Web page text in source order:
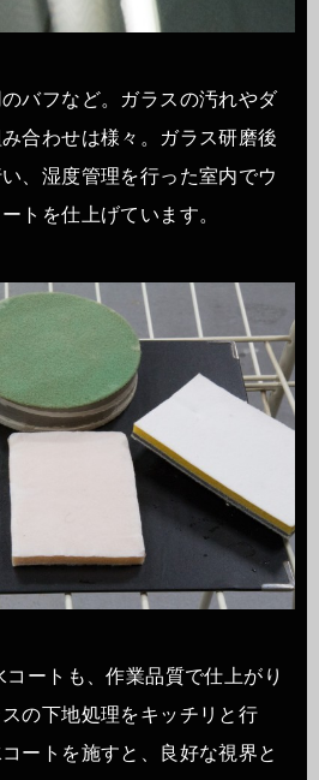
バフなど。ガラスの汚れやダ
合わせは様々。ガラス研磨後
、湿度管理を行った室内でウ
トを仕上げています。
ートも、作業品質で仕上がり
の下地処理をキッチリと行
ートを施すと、良好な視界と